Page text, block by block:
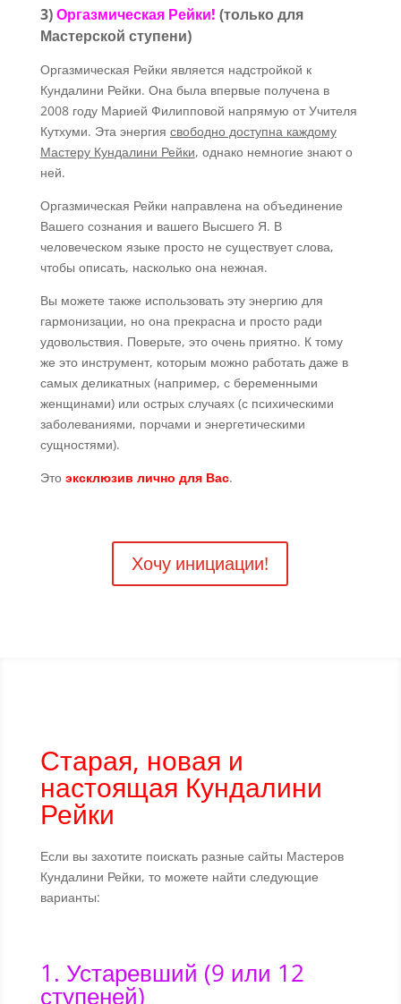
3)Оргазмическая Рейки! (только для
Мастерской ступени)
Оргазмическая Рейки является надстройкой к
Кундалини Рейки. Она была впервые получена в
2008 году Марией Филипповой напрямую от Учителя
Кутхуми. Эта энергия свободно доступна каждому
Мастеру Кундалини Рейки, однако немногие знают о
ней.
Оргазмическая Рейки направлена на объединение
Вашего сознания и вашего Высшего Я. В
человеческом языке просто не существует слова,
чтобы описать, насколько она нежная.
Вы можете также использовать эту энергию для
гармонизации, но она прекрасна и просто ради
удовольствия. Поверьте, это очень приятно. К тому
же это инструмент, которым можно работать даже в
самых деликатных (например, с беременными
женщинами) или острых случаях (с психическими
заболеваниями, порчами и энергетическими
сущностями).
Это эксклюзив лично для Вас.
Хочу инициации!
Старая, новая и
настоящая Кундалини
Рейки
Если вы захотите поискать разные сайты Мастеров
Кундалини Рейки, то можете найти следующие
варианты:
1. Устаревший (9 или 12
ступеней)